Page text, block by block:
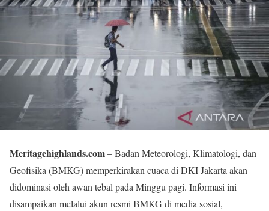
Meritagehighlands.com– Badan Meteorologi, Klimatologi, dan
Geofisika (BMKG) memperkirakan cuaca di DKI Jakarta akan
didominasi oleh awan tebal pada Minggu pagi. Informasi ini
disampaikan melalui akun resmi BMKG di media sosial,